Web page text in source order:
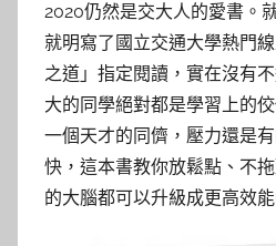
2020仍然是交大人的愛書。
就明寫了國立交通大學熱門
之道」指定閱讀，實在沒有
大的同學絕對都是學習上的
一個天才的同儕，壓力還是
快，這本書教你放鬆點、不
的大腦都可以升級成更高效